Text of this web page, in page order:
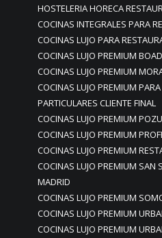
HOSTELERIA HORECA
COCINAS INTEGRALES PARA
COCINAS LUJO PARA
COCINAS LUJO PREMIUM
COCINAS LUJO PREMIUM
COCINAS LUJO PREMIUM
PARTICULARES CLIENTE FINAL
COCINAS LUJO PREMIUM
COCINAS LUJO PREMIUM
COCINAS LUJO PREMIUM
COCINAS LUJO PREMIUM SAN
MADRID
COCINAS LUJO PREMIUM
COCINAS LUJO PREMIUM
COCINAS LUJO PREMIUM